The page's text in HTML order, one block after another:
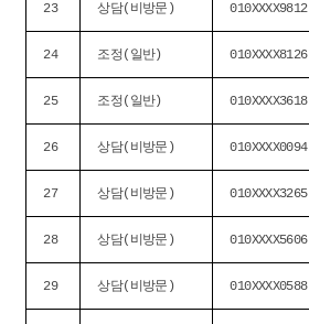
23 상담(비방문) 010XXXX9812
24 조정(일반) 010XXXX8126
25 조정(일반) 010XXXX3618
26 상담(비방문) 010XXXX0094
27 상담(비방문) 010XXXX3265
28 상담(비방문) 010XXXX5606
29 상담(비방문) 010XXXX0588